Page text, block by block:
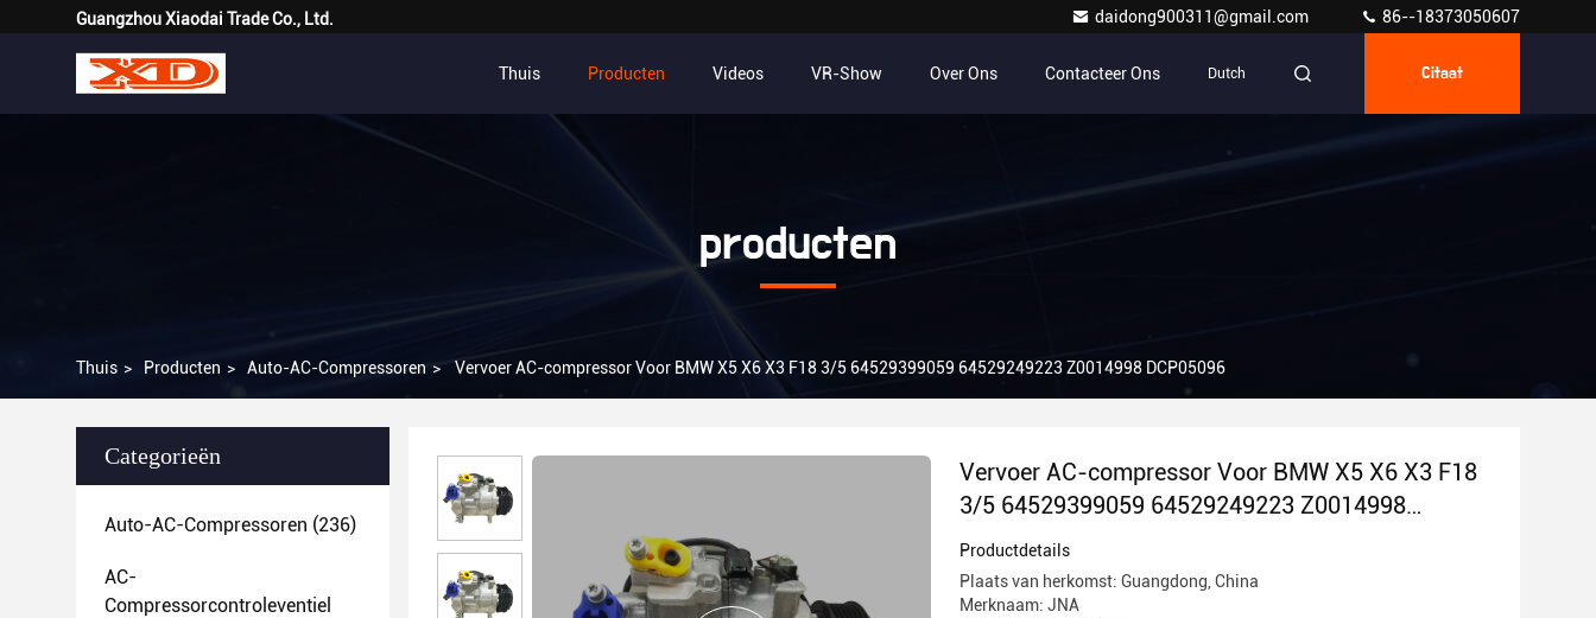
Guangzhou Xiaodai Trade Co., Ltd. daidong900311@gmail.com 86--18373050607
Thuis Producten Videos VR-Show Over Ons Contacteer Ons Dutch Citaat
producten
Thuis > Producten > Auto-AC-Compressoren > Vervoer AC-compressor Voor BMW X5 X6 X3 F18 3/5 64529399059 64529249223 Z0014998 DCP05096
Categorieën
Auto-AC-Compressoren (236)
AC-
Compressorcontroleventiel
Vervoer AC-compressor Voor BMW X5 X6 X3 F18
3/5 64529399059 64529249223 Z0014998
DCP05096
Productdetails
Plaats van herkomst: Guangdong, China
Merknaam: JNA